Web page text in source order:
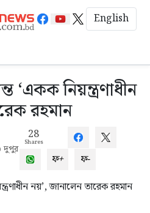
English
‘একক নিয়ন্ত্রণাধীন
রহমান
দুপুর
28
Shares
ফ+ ফ-